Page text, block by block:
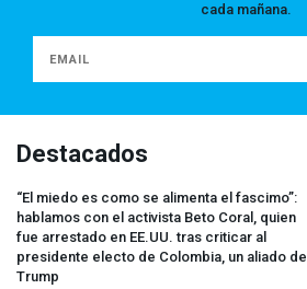
cada mañana.
Destacados
“El miedo es como se alimenta el fascimo”:
hablamos con el activista Beto Coral, quien
fue arrestado en EE.UU. tras criticar al
presidente electo de Colombia, un aliado de
Trump